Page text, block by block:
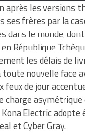
après les versions
ses frères par la
dans le monde,
République
les délais de
toute nouvelle face
feux de jour
charge
Electric
et Cyber Gray.